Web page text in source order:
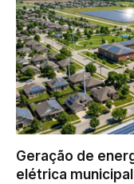
Geração de
elétrica municipal